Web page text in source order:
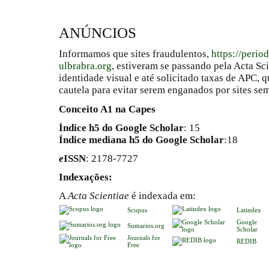
ANÚNCIOS
Informamos que sites fraudulentos, https://
ulbrabra.org, estiveram se passando pela Acta
identidade visual e até solicitado taxas de APC,
cautela para evitar serem enganados por sites
Conceito A1 na Capes
Índice h5 do Google Scholar: 15
Índice mediana h5 do Google Scholar:18
eISSN: 2178-7727
Indexações:
AActa Scientiae é indexada em:
Scopus Latindex
Sumarios.org
Google
Scholar
Journals for
Free
REDIB